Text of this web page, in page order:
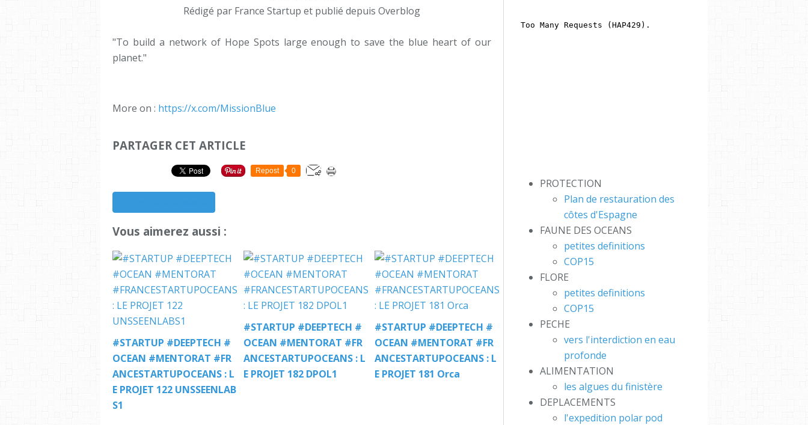
Rédigé par France Startup et publié depuis Overblog
"To build a network of Hope Spots large enough to save the blue heart of our
planet."
More on : https://x.com/MissionBlue
PARTAGER CET ARTICLE
Repost 0
Vous aimerez aussi :
#STARTUP #DEEPTECH #
OCEAN #MENTORAT #FR
ANCESTARTUPOCEANS : L
E PROJET 122 UNSSEENLAB
S1
#STARTUP #DEEPTECH #
OCEAN #MENTORAT #FR
ANCESTARTUPOCEANS : L
E PROJET 182 DPOL1
#STARTUP #DEEPTECH #
OCEAN #MENTORAT #FR
ANCESTARTUPOCEANS : L
E PROJET 181 Orca
PROTECTION
Plan de restauration des
côtes d'Espagne
FAUNE DES OCEANS
petites definitions
COP15
FLORE
petites definitions
COP15
PECHE
vers l'interdiction en eau
profonde
ALIMENTATION
les algues du finistère
DEPLACEMENTS
l'expedition polar pod